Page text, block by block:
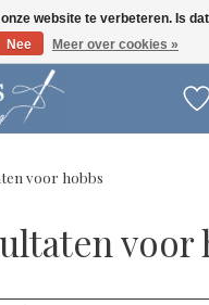
voor hobbs
voor
website te verbeteren. Is
Nee
Meer over cookies »